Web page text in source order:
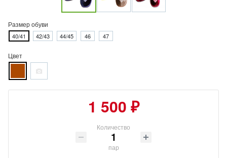
Размер обуви
40/41 42/43 44/45 46 47
Цвет
1 500 ₽
Количество
пар